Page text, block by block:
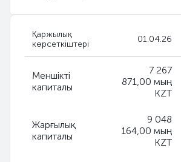
Қаржылық
көрсеткіштері
01.04.26
Меншікті
капиталы
7 267
871,00 мың
KZT
Жарғылық
капиталы
9 048
164,00 мың
KZT